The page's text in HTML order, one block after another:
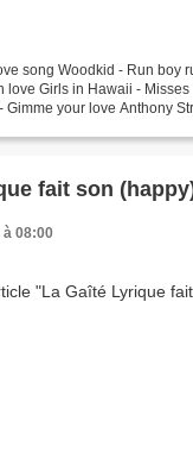
song Woodkid - Run boy
love Girls in Hawaii -
your love Anthony
fait son
à 08:00